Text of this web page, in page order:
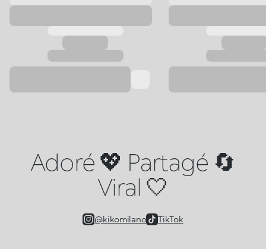
Adoré 💖 Partagé 🔄
Viral 🤍
@kikomilano TikTok